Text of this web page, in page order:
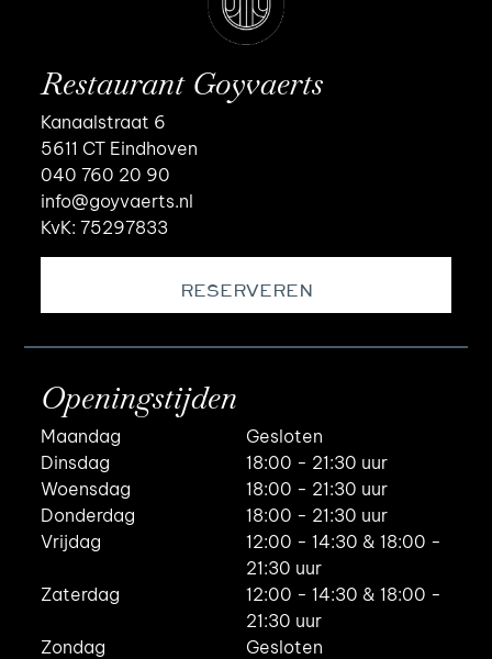
Restaurant Goyvaerts
Kanaalstraat 6
5611 CT Eindhoven
040 760 20 90
info@goyvaerts.nl
KvK: 75297833
RESERVEREN
Openingstijden
Maandag
Gesloten
Dinsdag
18:00 - 21:30 uur
Woensdag
18:00 - 21:30 uur
Donderdag
18:00 - 21:30 uur
Vrijdag
12:00 - 14:30 & 18:00 -
21:30 uur
Zaterdag
12:00 - 14:30 & 18:00 -
21:30 uur
Zondag
Gesloten